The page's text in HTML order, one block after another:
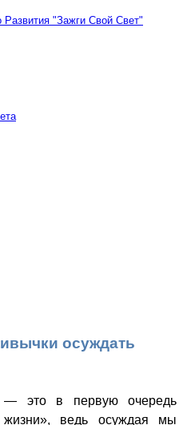
"Зажги Свой Свет"
осуждать
— это в первую очередь
ведь осуждая мы